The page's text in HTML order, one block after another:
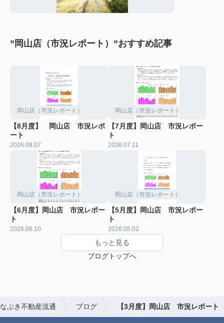
”岡山店（市況レポート）”おすすめ記事
岡山店（市況レポート）
【8月度】 岡山店 市況レポ
ート
2026.08.07
岡山店（市況レポート）
【7月度】岡山店 市況レポー
ト
2026.07.11
岡山店（市況レポート）
【6月度】岡山店 市況レポー
ト
2026.06.10
岡山店（市況レポート）
【5月度】岡山店 市況レポー
ト
2026.05.02
もっと見る
ブログトップへ
ぶき不動産流通 ブログ 【3月度】岡山店 市況レポート